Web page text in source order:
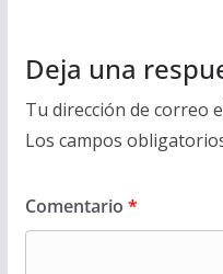
Deja una
Tu dirección de correo
Los campos
Comentario *